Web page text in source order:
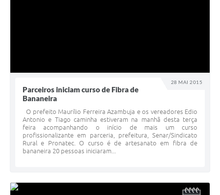
28 MAI 2015
Parceiros iniciam curso de Fibra de
Bananeira
O prefeito Maurílio Ferreira Azambuja e os vereadores Edio
Antonio e Tiago caminha estiveram na manhã desta terça
feira acompanhando o início de mais um curso
profissionalizante em parceria, prefeitura, Senar/Sindicato
Rural e Pronatec. O curso é de artesanato em fibra de
bananeira 20 pessoas iniciaram...